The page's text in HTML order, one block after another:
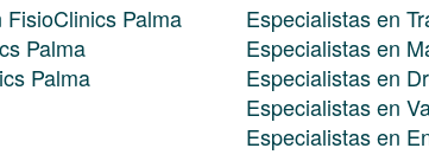
Palma
Palma
Palma
Especialistas en
Especialistas en
Especialistas en
Especialistas en
Especialistas en